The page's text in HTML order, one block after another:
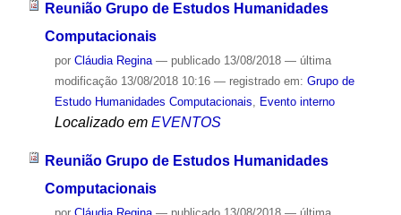
Reunião Grupo de Estudos Humanidades
Computacionais
por Cláudia Regina — publicado13/08/2018 — última
modificação13/08/2018 10:16 — registrado em: Grupo de
Estudo Humanidades Computacionais, Evento interno
Localizado em EVENTOS
Reunião Grupo de Estudos Humanidades
Computacionais